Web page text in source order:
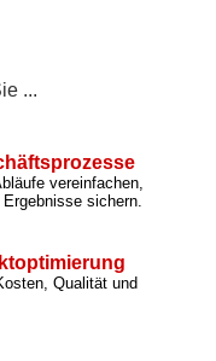
...
vereinfachen,
sichern.
Qualität und